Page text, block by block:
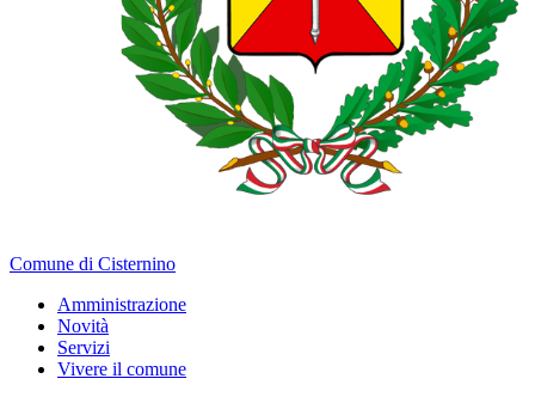
Comune di Cisternino
Amministrazione
Novità
Servizi
Vivere il comune